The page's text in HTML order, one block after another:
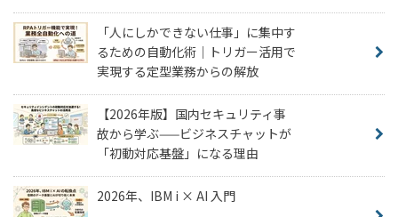
「人にしかできない仕事」に集中す
るための自動化術｜トリガー活用で
実現する定型業務からの解放
【2026年版】国内セキュリティ事
故から学ぶ——ビジネスチャットが
「初動対応基盤」になる理由
2026年、IBM i × AI 入門